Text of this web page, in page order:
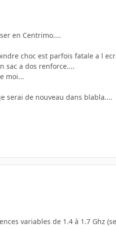
en Centrimo....
choc est parfois fatale a l
sac a dos renforce....
moi...
serai de nouveau dans blabla....
variables de 1.4 à 1.7 Ghz